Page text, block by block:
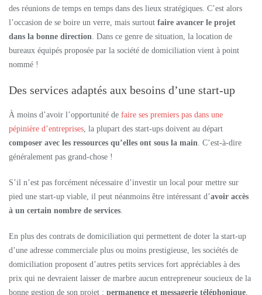
des réunions de temps en temps dans des lieux stratégiques. C’est alors
l’occasion de se boire un verre, mais surtout faire avancer le projet
dans la bonne direction. Dans ce genre de situation, la location de
bureaux équipés proposée par la société de domiciliation vient à point
nommé !
Des services adaptés aux besoins d’une start-up
À moins d’avoir l’opportunité de faire ses premiers pas dans une
pépinière d’entreprises, la plupart des start-ups doivent au départ
composer avec les ressources qu’elles ont sous la main. C’est-à-dire
généralement pas grand-chose !
S’il n’est pas forcément nécessaire d’investir un local pour mettre sur
pied une start-up viable, il peut néanmoins être intéressant d’avoir accès
à un certain nombre de services.
En plus des contrats de domiciliation qui permettent de doter la start-up
d’une adresse commerciale plus ou moins prestigieuse, les sociétés de
domiciliation proposent d’autres petits services fort appréciables à des
prix qui ne devraient laisser de marbre aucun entrepreneur soucieux de la
bonne gestion de son projet : permanence et messagerie téléphonique,